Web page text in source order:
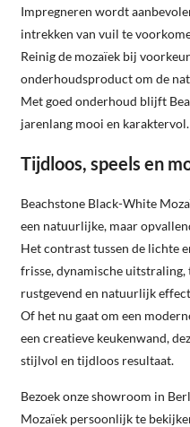
Impregneren wordt
intrekken van vuil te
Reinig de mozaïek bij
onderhoudsproduct om de
Met goed onderhoud blijft
jarenlang mooi en karaktervol.
Tijdloos, speels en
Beachstone Black-White
een natuurlijke, maar
Het contrast tussen de lichte
frisse, dynamische
rustgevend en natuurlijk
Of het nu gaat om een
een creatieve keukenwand,
stijlvol en tijdloos resultaat.
Bezoek onze showroom in
Mozaïek persoonlijk te